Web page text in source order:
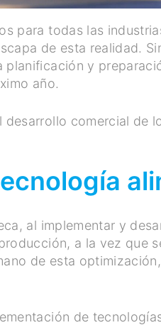
para todas las
de esta realidad.
planificación y
año.
comercial de
al implementar y
a la vez que
de esta
de